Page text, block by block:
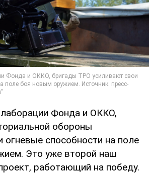
Фонда и ОККО,
обороны
огневые способности на поле
Это уже второй наш
работающий на победу.